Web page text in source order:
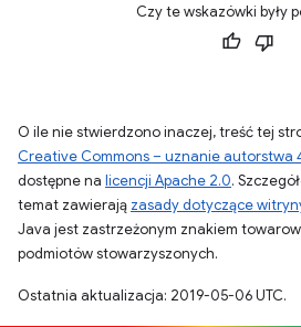
Czy te wskazówki były
O ile nie stwierdzono inaczej, treść tej
Creative Commons – uznanie autorstwa
dostępne na licencji Apache 2.0.
temat zawierają zasady dotyczące
Java jest zastrzeżonym znakiem
podmiotów stowarzyszonych.
Ostatnia aktualizacja: 2019-05-06 UTC.